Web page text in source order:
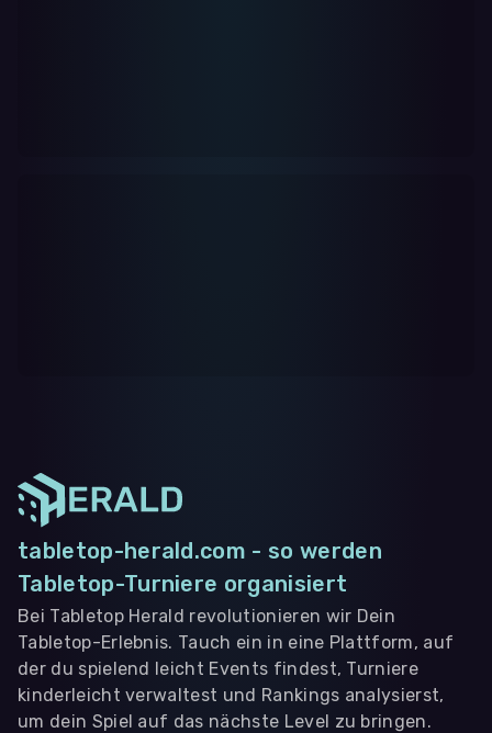
tabletop-herald.com - so werden
Tabletop-Turniere organisiert
Bei Tabletop Herald revolutionieren wir Dein
Tabletop-Erlebnis. Tauch ein in eine Plattform, auf
der du spielend leicht Events findest, Turniere
kinderleicht verwaltest und Rankings analysierst,
um dein Spiel auf das nächste Level zu bringen.